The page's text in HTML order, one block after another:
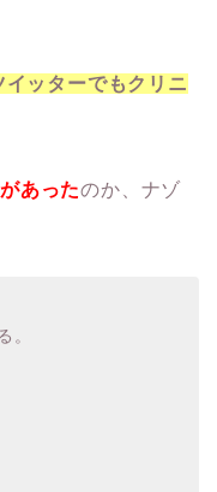
ッターでもクリニ
あったのか、ナゾ
。